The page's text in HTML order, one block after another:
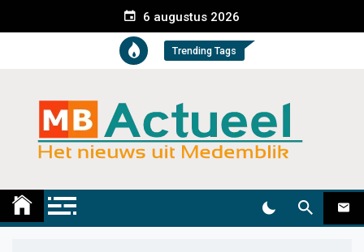
e
t
6 augustus 2026
Trending Tags
Medemblik Actueel